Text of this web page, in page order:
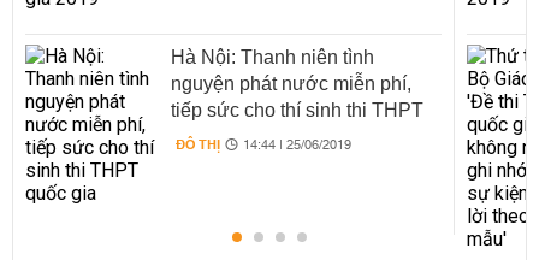
Hà Nội: Thanh niên tình
nguyện phát nước miễn phí,
tiếp sức cho thí sinh thi THPT
quốc gia
ĐÔ THỊ 14:44 | 25/06/2019